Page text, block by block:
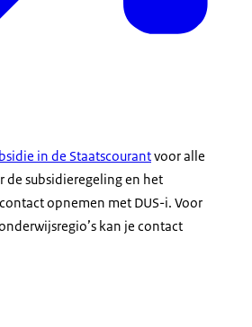
in de Staatscourantvoor alle
de subsidieregeling en het
opnemen met DUS-i. Voor
kan je contact